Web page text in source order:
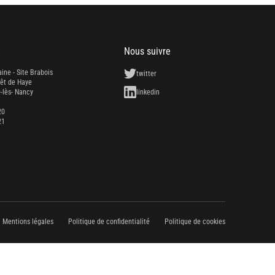
- Site Brabois
de Haye
lès- Nancy
Nous suivre
twitter
linkedin
Mentions légales Politique de confidentialité Politique de cookies